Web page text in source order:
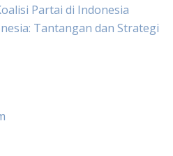
Partai di Indonesia
Tantangan dan Strategi